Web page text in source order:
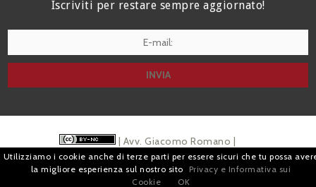
Iscriviti per restare sempre aggiornato!
| Avv. Giacomo Romano |
Piazza di Campitelli, 2 - 00186 Roma | P.I.
Utilizziamo i cookie anche di terze parti per essere sicuri che tu possa
la migliore esperienza sul nostro sito
Privacy e Informativa sui
Cookie
OK